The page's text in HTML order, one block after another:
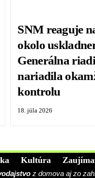
SNM reaguje
okolo
Generálna
nariadila
kontrolu
18. júla 2026
Kultúra
z domova aj zo